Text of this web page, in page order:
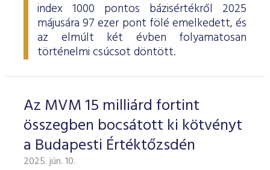
index 1000 pontos bázisértékről 2025
májusára 97 ezer pont fölé emelkedett, és
az elmúlt két évben folyamatosan
történelmi csúcsot döntött.
Az MVM 15 milliárd fortint
összegben bocsátott ki kötvényt
a Budapesti Értéktőzsdén
2025. jún. 10.